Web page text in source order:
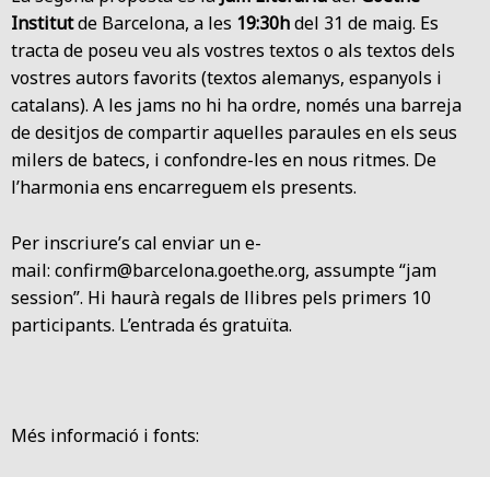
Institutde Barcelona, a les 19:30hdel 31 de maig. Es
tracta de poseu veu als vostres textos o als textos dels
vostres autors favorits (textos alemanys, espanyols i
catalans). A les jams no hi ha ordre, només una barreja
de desitjos de compartir aquelles paraules en els seus
milers de batecs, i confondre-les en nous ritmes. De
l’harmonia ens encarreguem els presents.
Per inscriure’s cal enviar un e-
mail: confirm@barcelona.goethe.org, assumpte “jam
session”. Hi haurà regals de llibres pels primers 10
participants. L’entrada és gratuïta.
Més informació i fonts: